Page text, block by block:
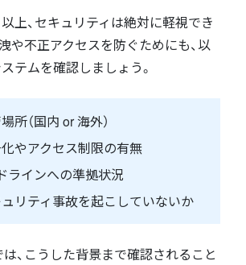
上、セキュリティは絶対に軽視でき
や不正アクセスを防ぐためにも、以
テムを確認しましょう。
所（国内 or 海外）
やアクセス制限の有無
ラインへの準拠状況
リティ事故を起こしていないか
、こうした背景まで確認されること